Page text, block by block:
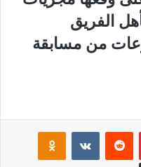
الفريق
من مسابقة
بينتيريست